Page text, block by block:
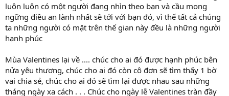
luôn luôn có một người đang nhìn theo bạn và cầu mong
ngững điều an lành nhất sẽ tới với bạn đó, vì thế tất cả chúng
ta những người có mặt trên thế gian này đều là những người
hạnh phúc
Mùa Valentines lại về .... chúc cho ai đó được hạnh phúc bên
nửa yêu thương, chúc cho ai đó còn cô đơn sẽ tìm thấy 1 bờ
vai chia sẻ, chúc cho ai đó sẽ tìm lại được nhau sau những
tháng ngày xa cách . . . Chúc cho ngày lễ Valentines tràn đầy